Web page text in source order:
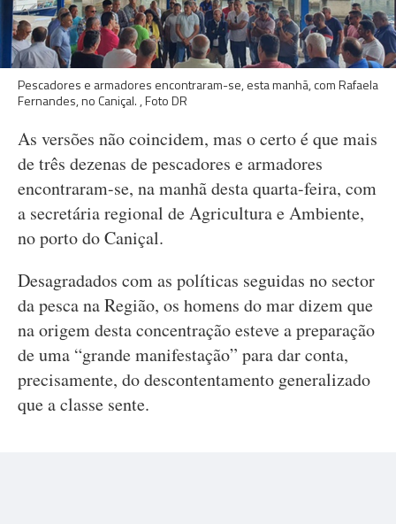
Pescadores e armadores encontraram-se, esta manhã, com Rafaela
Fernandes, no Caniçal. , Foto DR
As versões não coincidem, mas o certo é que mais
de três dezenas de pescadores e armadores
encontraram-se, na manhã desta quarta-feira, com
a secretária regional de Agricultura e Ambiente,
no porto do Caniçal.
Desagradados com as políticas seguidas no sector
da pesca na Região, os homens do mar dizem que
na origem desta concentração esteve a preparação
de uma “grande manifestação” para dar conta,
precisamente, do descontentamento generalizado
que a classe sente.